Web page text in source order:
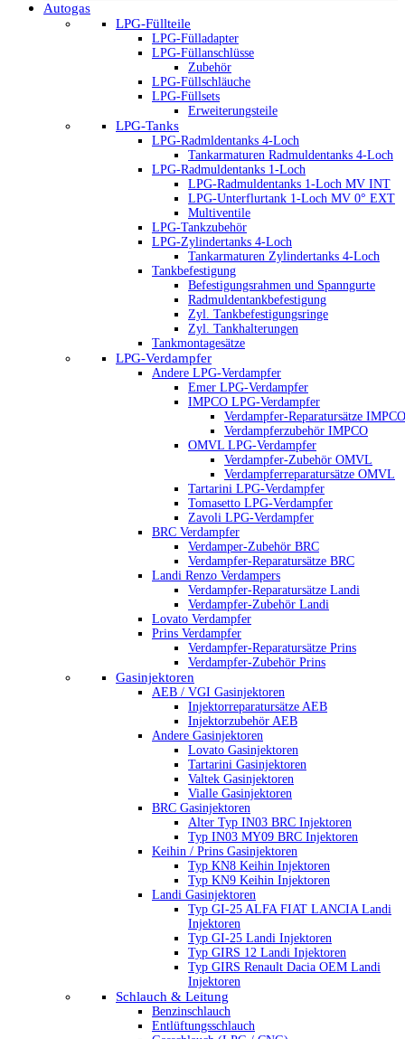
Autogas
LPG-Füllteile
LPG-Fülladapter
LPG-Füllanschlüsse
Zubehör
LPG-Füllschläuche
LPG-Füllsets
Erweiterungsteile
LPG-Tanks
LPG-Radmldentanks 4-Loch
Tankarmaturen Radmuldentanks 4-Loch
LPG-Radmuldentanks 1-Loch
LPG-Radmuldentanks 1-Loch MV INT
LPG-Unterflurtank 1-Loch MV 0° EXT
Multiventile
LPG-Tankzubehör
LPG-Zylindertanks 4-Loch
Tankarmaturen Zylindertanks 4-Loch
Tankbefestigung
Befestigungsrahmen und Spanngurte
Radmuldentankbefestigung
Zyl. Tankbefestigungsringe
Zyl. Tankhalterungen
Tankmontagesätze
LPG-Verdampfer
Andere LPG-Verdampfer
Emer LPG-Verdampfer
IMPCO LPG-Verdampfer
Verdampfer-Reparatursätze IMPCO
Verdampferzubehör IMPCO
OMVL LPG-Verdampfer
Verdampfer-Zubehör OMVL
Verdampferreparatursätze OMVL
Tartarini LPG-Verdampfer
Tomasetto LPG-Verdampfer
Zavoli LPG-Verdampfer
BRC Verdampfer
Verdamper-Zubehör BRC
Verdampfer-Reparatursätze BRC
Landi Renzo Verdampers
Verdampfer-Reparatursätze Landi
Verdampfer-Zubehör Landi
Lovato Verdampfer
Prins Verdampfer
Verdampfer-Reparatursätze Prins
Verdampfer-Zubehör Prins
Gasinjektoren
AEB / VGI Gasinjektoren
Injektorreparatursätze AEB
Injektorzubehör AEB
Andere Gasinjektoren
Lovato Gasinjektoren
Tartarini Gasinjektoren
Valtek Gasinjektoren
Vialle Gasinjektoren
BRC Gasinjektoren
Alter Typ IN03 BRC Injektoren
Typ IN03 MY09 BRC Injektoren
Keihin / Prins Gasinjektoren
Typ KN8 Keihin Injektoren
Typ KN9 Keihin Injektoren
Landi Gasinjektoren
Typ GI-25 ALFA FIAT LANCIA Landi
Injektoren
Typ GI-25 Landi Injektoren
Typ GIRS 12 Landi Injektoren
Typ GIRS Renault Dacia OEM Landi
Injektoren
Schlauch & Leitung
Benzinschlauch
Entlüftungsschlauch